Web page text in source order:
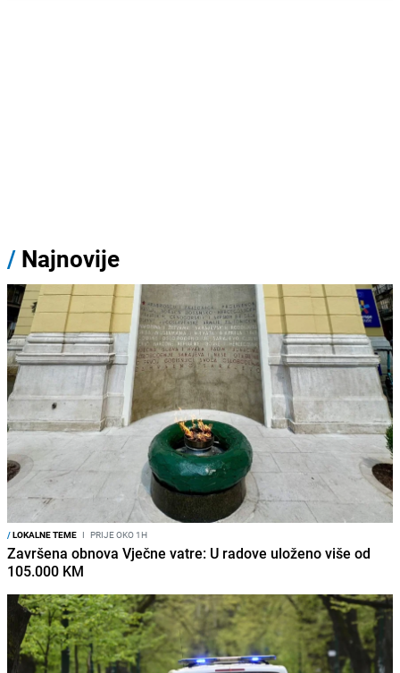
/ Najnovije
/LOKALNE TEME I PRIJE OKO 1H
Završena obnova Vječne vatre: U radove uloženo više od
105.000 KM